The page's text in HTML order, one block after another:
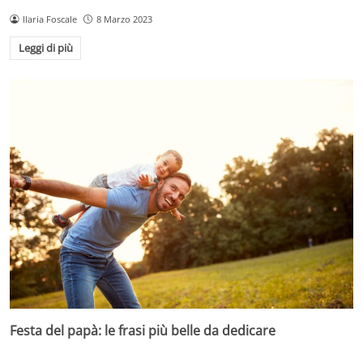
Ilaria Foscale 8 Marzo 2023
Leggi di più
Festa del papà: le frasi più belle da dedicare